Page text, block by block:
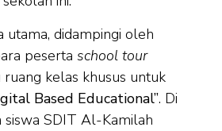
utama, didampingi oleh
peserta school tour
kelas khusus untuk
Based Educational”. Di
siswa SDIT Al-Kamilah